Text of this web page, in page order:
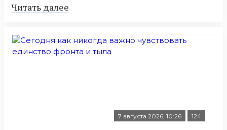
Читать далее
7 августа 2026, 10:26 124